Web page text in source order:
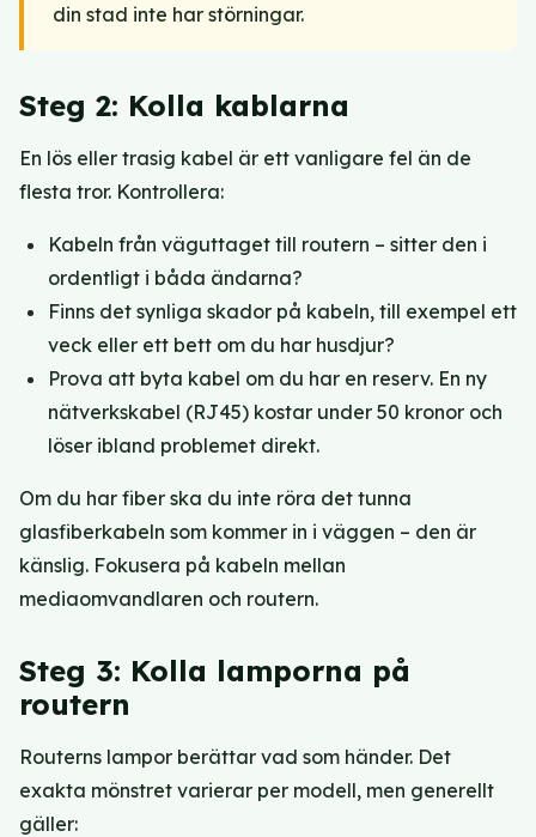
din stad inte har störningar.
Steg 2: Kolla kablarna
En lös eller trasig kabel är ett vanligare fel än de
flesta tror. Kontrollera:
Kabeln från väguttaget till routern – sitter den i
ordentligt i båda ändarna?
Finns det synliga skador på kabeln, till exempel ett
veck eller ett bett om du har husdjur?
Prova att byta kabel om du har en reserv. En ny
nätverkskabel (RJ45) kostar under 50 kronor och
löser ibland problemet direkt.
Om du har fiber ska du inte röra det tunna
glasfiberkabeln som kommer in i väggen – den är
känslig. Fokusera på kabeln mellan
mediaomvandlaren och routern.
Steg 3: Kolla lamporna på
routern
Routerns lampor berättar vad som händer. Det
exakta mönstret varierar per modell, men generellt
gäller: